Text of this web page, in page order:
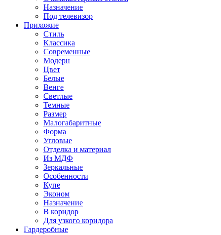
Назначение
Под телевизор
Прихожие
Стиль
Классика
Современные
Модерн
Цвет
Белые
Венге
Светлые
Темные
Размер
Малогабаритные
Форма
Угловые
Отделка и материал
Из МДФ
Зеркальные
Особенности
Купе
Эконом
Назначение
В коридор
Для узкого коридора
Гардеробные